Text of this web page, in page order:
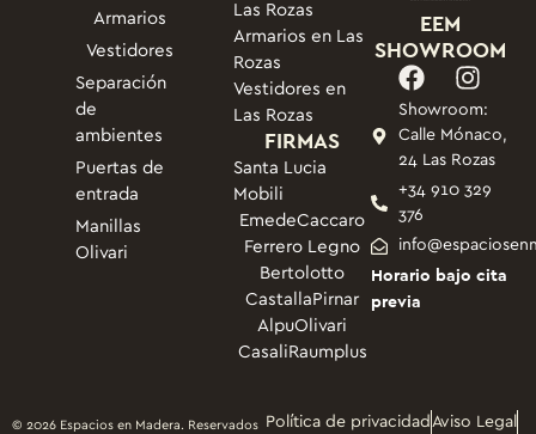
Armarios
Vestidores
Separación
de
ambientes
Puertas de
entrada
Manillas
Olivari
Las Rozas
Armarios en Las
Rozas
Vestidores en
Las Rozas
FIRMAS
Santa Lucia
Mobili
EmedeCaccaro
Ferrero Legno
Bertolotto
CastallaPirnar
AlpuOlivari
CasaliRaumplus
EEM
SHOWROOM
Showroom:
Calle Mónaco,
24 Las Rozas
+34 910 329
376
Horario bajo cita
previa
© 2026 Espacios en Madera. Reservados
Política de privacidadAviso Legal